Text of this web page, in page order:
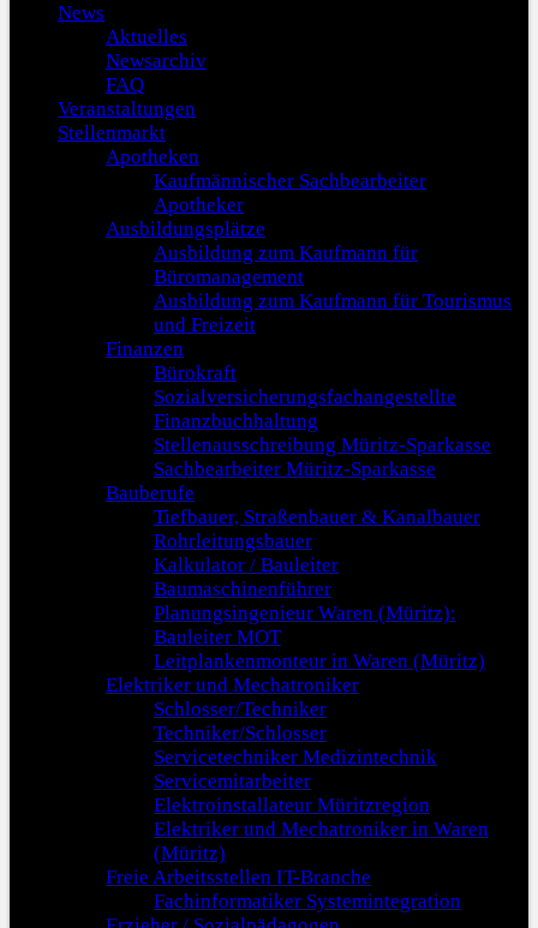
News
Aktuelles
Newsarchiv
FAQ
Veranstaltungen
Stellenmarkt
Apotheken
Kaufmännischer Sachbearbeiter
Apotheker
Ausbildungsplätze
Ausbildung zum Kaufmann für
Büromanagement
Ausbildung zum Kaufmann für Tourismus
und Freizeit
Finanzen
Bürokraft
Sozialversicherungsfachangestellte
Finanzbuchhaltung
Stellenausschreibung Müritz-Sparkasse
Sachbearbeiter Müritz-Sparkasse
Bauberufe
Tiefbauer, Straßenbauer & Kanalbauer
Rohrleitungsbauer
Kalkulator / Bauleiter
Baumaschinenführer
Planungsingenieur Waren (Müritz):
Bauleiter MOT
Leitplankenmonteur in Waren (Müritz)
Elektriker und Mechatroniker
Schlosser/Techniker
Techniker/Schlosser
Servicetechniker Medizintechnik
Servicemitarbeiter
Elektroinstallateur Müritzregion
Elektriker und Mechatroniker in Waren
(Müritz)
Freie Arbeitsstellen IT-Branche
Fachinformatiker Systemintegration